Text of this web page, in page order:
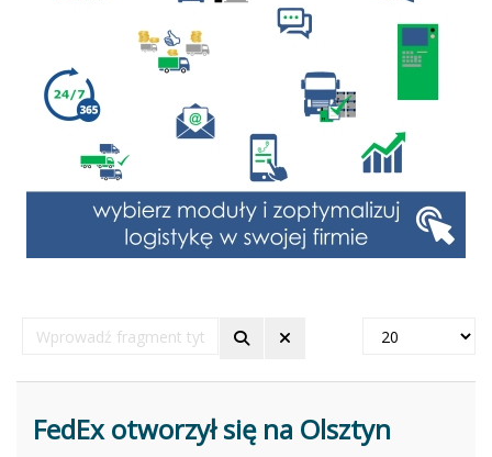
Wprowadź
fragment
Pokaż
FedEx otworzył się na Olsztyn